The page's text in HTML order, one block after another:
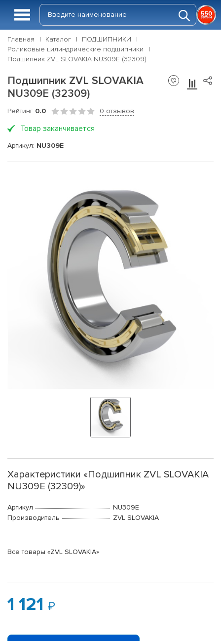
Главная Каталог
ПОДШИПНИКИ
Роликовые цилиндрические подшипники
Подшипник ZVL SLOVAKIA NU309E (32309)
Подшипник ZVL SLOVAKIA
NU309E (32309)
Рейтинг 0.0 0 отзывов
Товар заканчивается
Артикул: NU309E
Характеристики «Подшипник ZVL SLOVAKIA
NU309E (32309)»
Артикул
NU309E
Производитель
ZVL SLOVAKIA
Все товары «ZVL SLOVAKIA»
1 121